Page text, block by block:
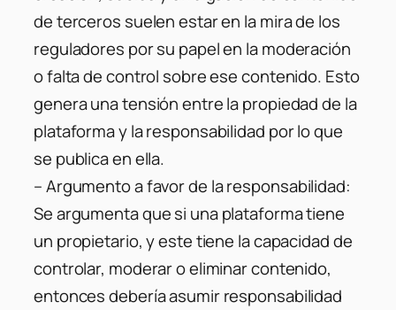
de terceros suelen estar en la mira de los
reguladores por su papel en la moderación
o falta de control sobre ese contenido. Esto
genera una tensión entre la propiedad de la
plataforma y la responsabilidad por lo que
se publica en ella.
–Argumento a favor de la responsabilidad:
Se argumenta que si una plataforma tiene
un propietario, y este tiene la capacidad de
controlar, moderar o eliminar contenido,
entonces debería asumir responsabilidad